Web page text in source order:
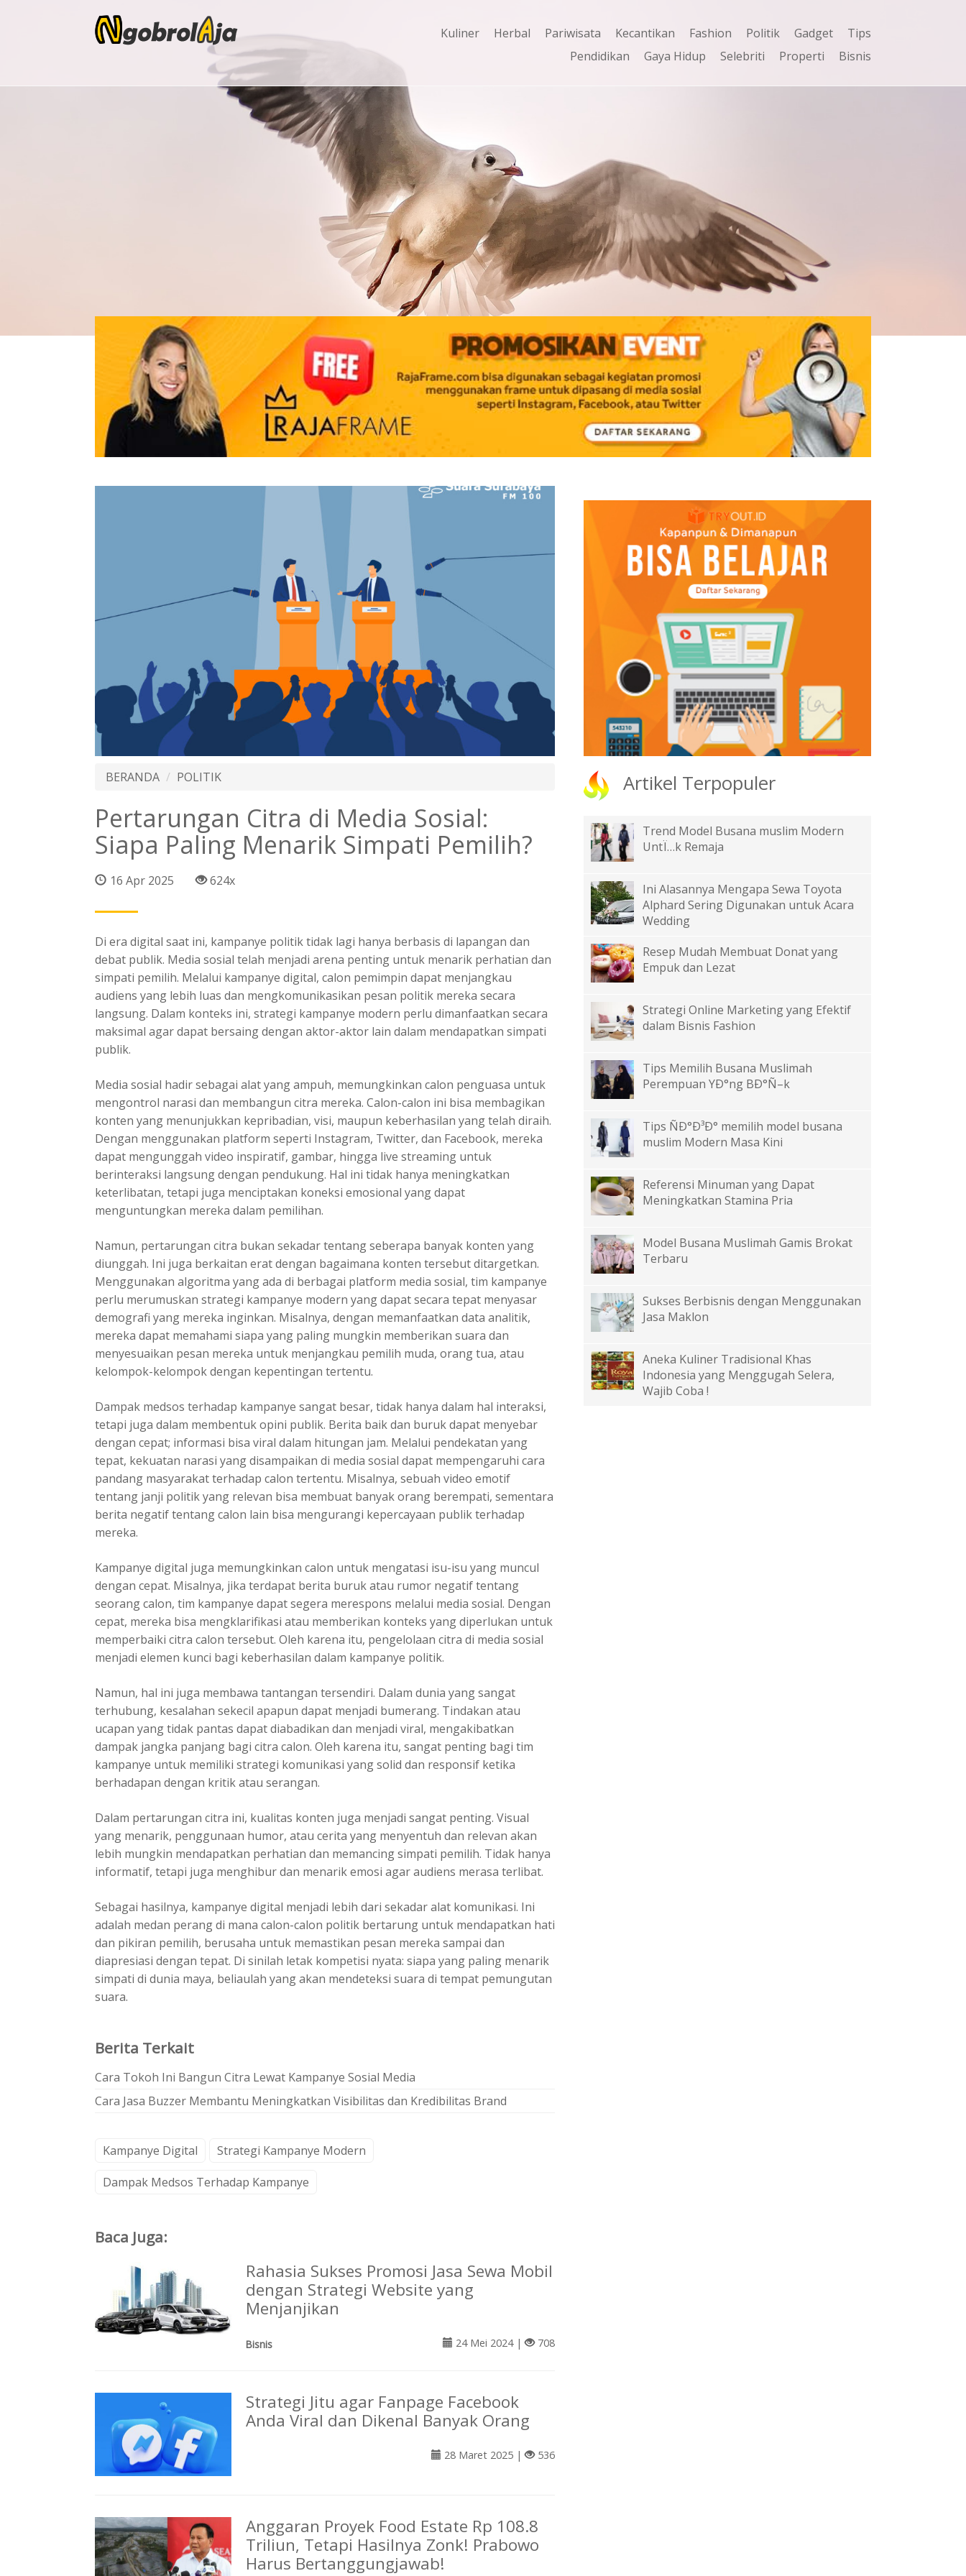
Kuliner Herbal Pariwisata Kecantikan Fashion Politik Gadget
Tips
Pendidikan
Gaya Hidup Selebriti Properti Bisnis
BERANDA POLITIK
Pertarungan Citra di Media Sosial:
Siapa Paling Menarik Simpati Pemilih?
16 Apr 2025 624x
Di era digital saat ini, kampanye politik tidak lagi hanya berbasis di lapangan dan
debat publik. Media sosial telah menjadi arena penting untuk menarik perhatian dan
simpati pemilih. Melalui kampanye digital, calon pemimpin dapat menjangkau
audiens yang lebih luas dan mengkomunikasikan pesan politik mereka secara
langsung. Dalam konteks ini, strategi kampanye modern perlu dimanfaatkan secara
maksimal agar dapat bersaing dengan aktor-aktor lain dalam mendapatkan simpati
publik.
Media sosial hadir sebagai alat yang ampuh, memungkinkan calon penguasa untuk
mengontrol narasi dan membangun citra mereka. Calon-calon ini bisa membagikan
konten yang menunjukkan kepribadian, visi, maupun keberhasilan yang telah diraih.
Dengan menggunakan platform seperti Instagram, Twitter, dan Facebook, mereka
dapat mengunggah video inspiratif, gambar, hingga live streaming untuk
berinteraksi langsung dengan pendukung. Hal ini tidak hanya meningkatkan
keterlibatan, tetapi juga menciptakan koneksi emosional yang dapat
menguntungkan mereka dalam pemilihan.
Namun, pertarungan citra bukan sekadar tentang seberapa banyak konten yang
diunggah. Ini juga berkaitan erat dengan bagaimana konten tersebut ditargetkan.
Menggunakan algoritma yang ada di berbagai platform media sosial, tim kampanye
perlu merumuskan strategi kampanye modern yang dapat secara tepat menyasar
demografi yang mereka inginkan. Misalnya, dengan memanfaatkan data analitik,
mereka dapat memahami siapa yang paling mungkin memberikan suara dan
menyesuaikan pesan mereka untuk menjangkau pemilih muda, orang tua, atau
kelompok-kelompok dengan kepentingan tertentu.
Dampak medsos terhadap kampanye sangat besar, tidak hanya dalam hal interaksi,
tetapi juga dalam membentuk opini publik. Berita baik dan buruk dapat menyebar
dengan cepat; informasi bisa viral dalam hitungan jam. Melalui pendekatan yang
tepat, kekuatan narasi yang disampaikan di media sosial dapat mempengaruhi cara
pandang masyarakat terhadap calon tertentu. Misalnya, sebuah video emotif
tentang janji politik yang relevan bisa membuat banyak orang berempati, sementara
berita negatif tentang calon lain bisa mengurangi kepercayaan publik terhadap
mereka.
Kampanye digital juga memungkinkan calon untuk mengatasi isu-isu yang muncul
dengan cepat. Misalnya, jika terdapat berita buruk atau rumor negatif tentang
seorang calon, tim kampanye dapat segera merespons melalui media sosial. Dengan
cepat, mereka bisa mengklarifikasi atau memberikan konteks yang diperlukan untuk
memperbaiki citra calon tersebut. Oleh karena itu, pengelolaan citra di media sosial
menjadi elemen kunci bagi keberhasilan dalam kampanye politik.
Namun, hal ini juga membawa tantangan tersendiri. Dalam dunia yang sangat
terhubung, kesalahan sekecil apapun dapat menjadi bumerang. Tindakan atau
ucapan yang tidak pantas dapat diabadikan dan menjadi viral, mengakibatkan
dampak jangka panjang bagi citra calon. Oleh karena itu, sangat penting bagi tim
kampanye untuk memiliki strategi komunikasi yang solid dan responsif ketika
berhadapan dengan kritik atau serangan.
Dalam pertarungan citra ini, kualitas konten juga menjadi sangat penting. Visual
yang menarik, penggunaan humor, atau cerita yang menyentuh dan relevan akan
lebih mungkin mendapatkan perhatian dan memancing simpati pemilih. Tidak hanya
informatif, tetapi juga menghibur dan menarik emosi agar audiens merasa terlibat.
Sebagai hasilnya, kampanye digital menjadi lebih dari sekadar alat komunikasi. Ini
adalah medan perang di mana calon-calon politik bertarung untuk mendapatkan hati
dan pikiran pemilih, berusaha untuk memastikan pesan mereka sampai dan
diapresiasi dengan tepat. Di sinilah letak kompetisi nyata: siapa yang paling menarik
simpati di dunia maya, beliaulah yang akan mendeteksi suara di tempat pemungutan
suara.
Berita Terkait
Cara Tokoh Ini Bangun Citra Lewat Kampanye Sosial Media
Cara Jasa Buzzer Membantu Meningkatkan Visibilitas dan Kredibilitas Brand
Kampanye Digital
Strategi Kampanye Modern
Dampak Medsos Terhadap Kampanye
Baca Juga:
Rahasia Sukses Promosi Jasa Sewa Mobil
dengan Strategi Website yang
Menjanjikan
Bisnis 24 Mei 2024 | 708
Strategi Jitu agar Fanpage Facebook
Anda Viral dan Dikenal Banyak Orang
28 Maret 2025 | 536
Anggaran Proyek Food Estate Rp 108.8
Triliun, Tetapi Hasilnya Zonk! Prabowo
Harus Bertanggungjawab!
Artikel Terpopuler
Trend Model Busana muslim Modern
UntÏ…k Remaja
Ini Alasannya Mengapa Sewa Toyota
Alphard Sering Digunakan untuk Acara
Wedding
Resep Mudah Membuat Donat yang
Empuk dan Lezat
Strategi Online Marketing yang Efektif
dalam Bisnis Fashion
Tips Memilih Busana Muslimah
Perempuan YÐ°ng BÐ°Ñ–k
Tips ÑÐ°Ð³Ð° memilih model busana
muslim Modern Masa Kini
Referensi Minuman yang Dapat
Meningkatkan Stamina Pria
Model Busana Muslimah Gamis Brokat
Terbaru
Sukses Berbisnis dengan Menggunakan
Jasa Maklon
Aneka Kuliner Tradisional Khas
Indonesia yang Menggugah Selera,
Wajib Coba !